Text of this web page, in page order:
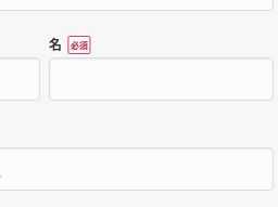
名